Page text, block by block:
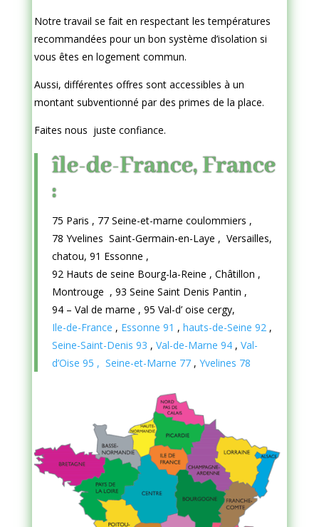
Notre travail se fait en respectant les températures
recommandées pour un bon système d’isolation si
vous êtes en logement commun.
Aussi, différentes offres sont accessibles à un
montant subventionné par des primes de la place.
Faites nous juste confiance.
île-de-France, France
:
75 Paris , 77 Seine-et-marne coulommiers ,
78 Yvelines Saint-Germain-en-Laye , Versailles,
chatou, 91 Essonne ,
92 Hauts de seine Bourg-la-Reine , Châtillon ,
Montrouge , 93 Seine Saint Denis Pantin ,
94 – Val de marne , 95 Val-d’ oise cergy,
Ile-de-France , Essonne 91 , hauts-de-Seine 92,
Seine-Saint-Denis 93 , Val-de-Marne 94, Val-
d’Oise 95 , Seine-et-Marne 77, Yvelines 78